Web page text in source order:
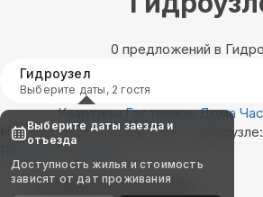
0 предложений в
Гидроузел
Выберите даты, 2 гостя
Квартиры Гостиницы Дома
Найдём, где остановиться в
Показать на карте
Выбирайте лучшее
Выберите даты заезда и
отъезда
Доступность жилья и стоимость
зависят от дат проживания